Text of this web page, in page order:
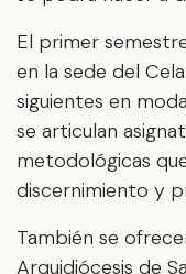
El primer
en la sede del
siguientes en
se articulan
metodológicas
discernimiento y
También se
Arquidiócesis de